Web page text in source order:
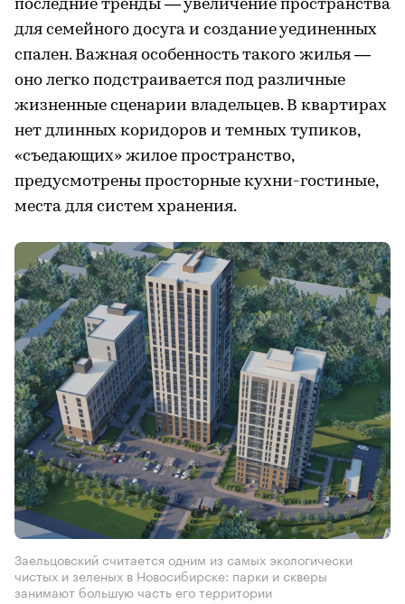
последние тренды — увеличение пространства
для семейного досуга и создание уединенных
спален. Важная особенность такого жилья —
оно легко подстраивается под различные
жизненные сценарии владельцев. В квартирах
нет длинных коридоров и темных тупиков,
«съедающих» жилое пространство,
предусмотрены просторные кухни-гостиные,
места для систем хранения.
Заельцовский считается одним из самых экологически
чистых и зеленых в Новосибирске: парки и скверы
занимают большую часть его территории